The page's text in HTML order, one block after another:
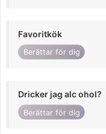
Favoritkök
Berättar för dig
Dricker jag alc ohol?
Berättar för dig